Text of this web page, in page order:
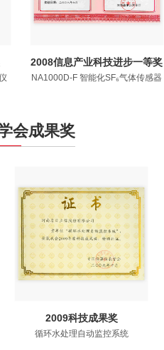
2008信息产业科技进步一等奖
NA1000D-F 智能化SF₆气体传感器
会成果奖
2009科技成果奖
循环水处理自动监控系统